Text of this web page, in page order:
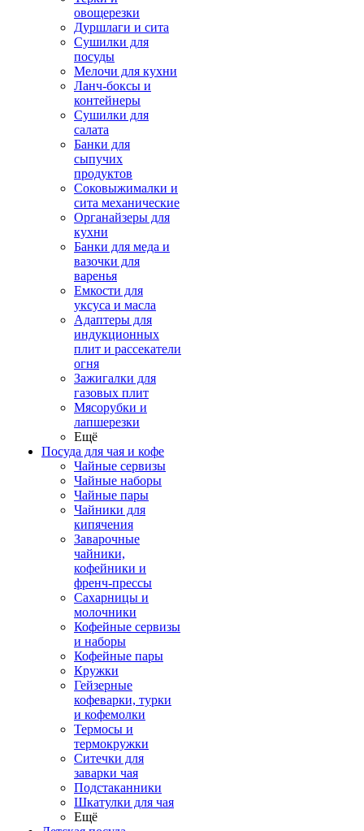
овощерезки
Дуршлаги и сита
Сушилки для
посуды
Мелочи для кухни
Ланч-боксы и
контейнеры
Сушилки для
салата
Банки для
сыпучих
продуктов
Соковыжималки и
сита механические
Органайзеры для
кухни
Банки для меда и
вазочки для
варенья
Емкости для
уксуса и масла
Адаптеры для
индукционных
плит и рассекатели
огня
Зажигалки для
газовых плит
Мясорубки и
лапшерезки
Ещё
Посуда для чая и кофе
Чайные сервизы
Чайные наборы
Чайные пары
Чайники для
кипячения
Заварочные
чайники,
кофейники и
френч-прессы
Сахарницы и
молочники
Кофейные сервизы
и наборы
Кофейные пары
Кружки
Гейзерные
кофеварки, турки
и кофемолки
Термосы и
термокружки
Ситечки для
заварки чая
Подстаканники
Шкатулки для чая
Ещё